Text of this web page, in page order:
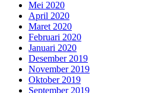
Mei 2020
April 2020
Maret 2020
Februari 2020
Januari 2020
Desember 2019
November 2019
Oktober 2019
September 2019